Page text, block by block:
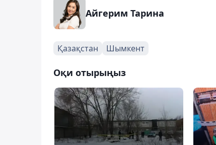
Айгерим Тарина
Қазақстан Шымкент
Оқи отырыңыз